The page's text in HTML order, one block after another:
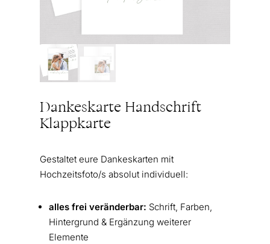
Dankeskarte Handschrift
Klappkarte
Gestaltet eure Dankeskarten mit
Hochzeitsfoto/s absolut individuell:
alles frei veränderbar: Schrift, Farben,
Hintergrund & Ergänzung weiterer
Elemente